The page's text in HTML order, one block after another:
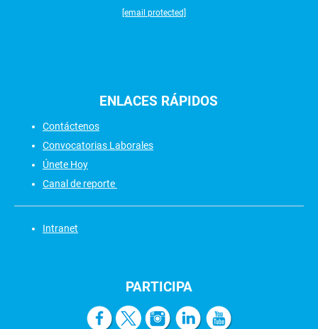
[email protected]
ENLACES RÁPIDOS
Contáctenos
Convocatorias Laborales
Únete Hoy
Canal de reporte
Intranet
PARTICIPA